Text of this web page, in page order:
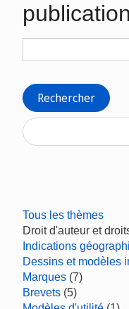
Rechercher
Tous les thèmes
Droit d'auteur et
Indications
Dessins et modèles
Marques (7)
Brevets (5)